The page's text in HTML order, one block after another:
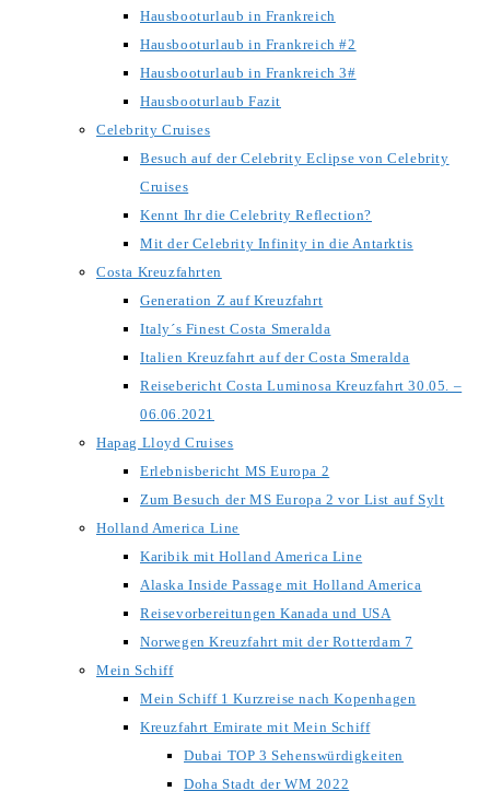
Hausbooturlaub in Frankreich
Hausbooturlaub in Frankreich #2
Hausbooturlaub in Frankreich 3#
Hausbooturlaub Fazit
Celebrity Cruises
Besuch auf der Celebrity Eclipse von Celebrity
Cruises
Kennt Ihr die Celebrity Reflection?
Mit der Celebrity Infinity in die Antarktis
Costa Kreuzfahrten
Generation Z auf Kreuzfahrt
Italy´s Finest Costa Smeralda
Italien Kreuzfahrt auf der Costa Smeralda
Reisebericht Costa Luminosa Kreuzfahrt 30.05. –
06.06.2021
Hapag Lloyd Cruises
Erlebnisbericht MS Europa 2
Zum Besuch der MS Europa 2 vor List auf Sylt
Holland America Line
Karibik mit Holland America Line
Alaska Inside Passage mit Holland America
Reisevorbereitungen Kanada und USA
Norwegen Kreuzfahrt mit der Rotterdam 7
Mein Schiff
Mein Schiff 1 Kurzreise nach Kopenhagen
Kreuzfahrt Emirate mit Mein Schiff
Dubai TOP 3 Sehenswürdigkeiten
Doha Stadt der WM 2022